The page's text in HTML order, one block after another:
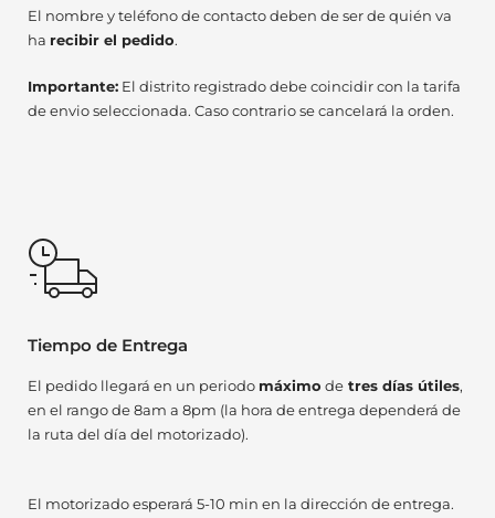
El nombre y teléfono de contacto deben de ser de quién va
ha recibir el pedido.
Importante: El distrito registrado debe coincidir con la tarifa
de envio seleccionada. Caso contrario se cancelará la orden.
Tiempo de Entrega
El pedido llegará en un periodo máximo de tres días útiles,
en el rango de 8am a 8pm (la hora de entrega dependerá de
la ruta del día del motorizado).
El motorizado esperará 5-10 min en la dirección de entrega.